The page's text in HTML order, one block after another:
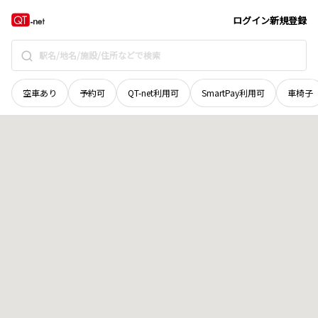
ログイン新規登録
空車あり 予約可 QT-net利用可 SmartPay利用可 車椅子
新潟県